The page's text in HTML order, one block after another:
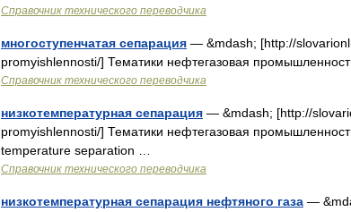
Справочник технического переводчика
многоступенчатая сепарация — &mdash; [http://
promyishlennosti/] Тематики нефтегазовая
Справочник технического переводчика
низкотемпературная сепарация — &mdash; [http://
promyishlennosti/] Тематики нефтегазовая
temperature separation …
Справочник технического переводчика
низкотемпературная сепарация нефтяного газа —